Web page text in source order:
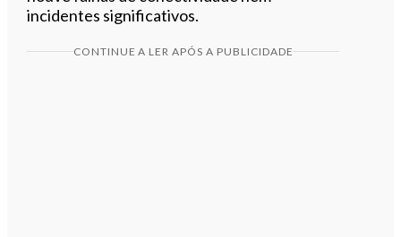
incidentes significativos.
CONTINUE A LER APÓS A PUBLICIDADE